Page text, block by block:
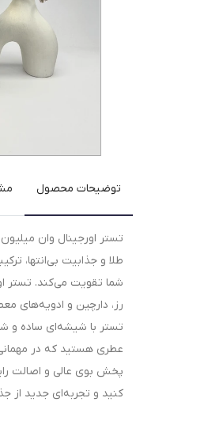
توضیحات محصول
تستر اورجینال وان
طلا و جذابیت بی‌انتها،
شما تقویت می‌کند. تستر
رز، دارچین و ادویه‌های
تستر با شیشه‌ای ساده و
عطری هستید که در
پخش بوی عالی و اصالت
کنید و تجربه‌ای جدید از